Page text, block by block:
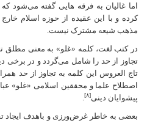
اما غالیان به فرقه هایی گفته می‌شود
کرده و با این عقیده از حوزه اسلام
مذهب شیعه مشترک نیست.
در کتب لغت، کلمه‌ «غلو» به معنی مطلق
تجاوز از حد را شامل می‌گردد و در برخی
تاج العروس این کلمه به تجاوز از حد
اصطلاح علما و محققین اسلامی «غلو»
پیشوایان دینی[۸]
.
بعضی به خاطر غرض‌ورزی و باهدف ایجاد